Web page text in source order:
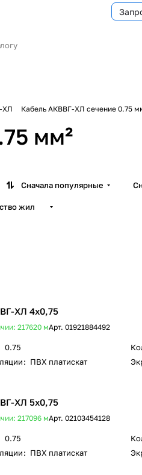
ХЛ Кабель АКВВГ-ХЛ сечение 0.75
мм²
Сначала популярные
жил
ХЛ 4х0,75
217620 мАрт. 01921884492
0.75
: ПВХ платискат
ХЛ 5х0,75
217096 мАрт. 02103454128
0.75
: ПВХ платискат